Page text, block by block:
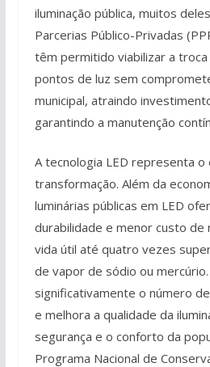
iluminação pública, muitos
Parcerias Público-Privadas
têm permitido viabilizar a
pontos de luz sem
municipal, atraindo
garantindo a manutenção
A tecnologia LED representa
transformação. Além da
luminárias públicas em LED
durabilidade e menor custo de
vida útil até quatro vezes
de vapor de sódio ou
significativamente o número
e melhora a qualidade da
segurança e o conforto da
Programa Nacional de